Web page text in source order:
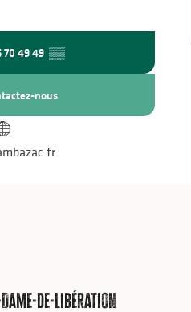
70 49 49 ▒▒
nous
de-Libération